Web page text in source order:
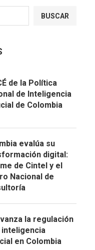
BUSCAR
de la Política
de Inteligencia
de Colombia
evalúa su
digital:
de Cintel y el
Nacional de
la regulación
inteligencia
en Colombia